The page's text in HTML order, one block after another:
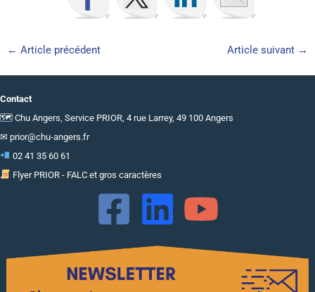
← Article précédent Article suivant →
Contact
🗺 Chu Angers, Service PRIOR, 4 rue Larrey, 49 100 Angers
✉ prior@chu-angers.fr
02 41 35 60 61
Flyer PRIOR - FALC et gros caractères